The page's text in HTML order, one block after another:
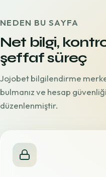
NEDEN BU SAYFA
Net bilgi,
şeffaf süreç
Jojobet bilgilendirme
bulmanız ve hesap
düzenlenmiştir.